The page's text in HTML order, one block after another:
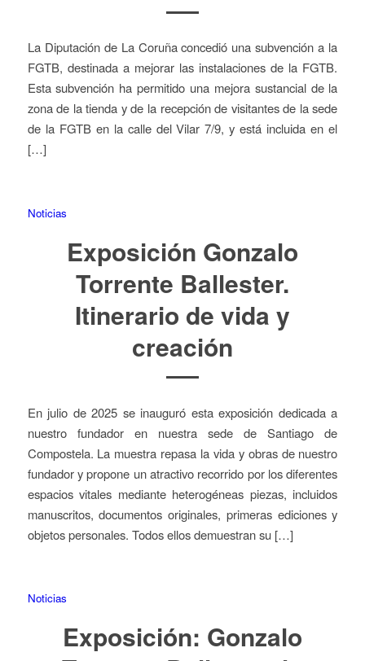
La Diputación de La Coruña concedió una subvención a la
FGTB, destinada a mejorar las instalaciones de la FGTB.
Esta subvención ha permitido una mejora sustancial de la
zona de la tienda y de la recepción de visitantes de la sede
de la FGTB en la calle del Vilar 7/9, y está incluida en el
[…]
Noticias
Exposición Gonzalo
Torrente Ballester.
Itinerario de vida y
creación
En julio de 2025 se inauguró esta exposición dedicada a
nuestro fundador en nuestra sede de Santiago de
Compostela. La muestra repasa la vida y obras de nuestro
fundador y propone un atractivo recorrido por los diferentes
espacios vitales mediante heterogéneas piezas, incluidos
manuscritos, documentos originales, primeras ediciones y
objetos personales. Todos ellos demuestran su […]
Noticias
Exposición: Gonzalo